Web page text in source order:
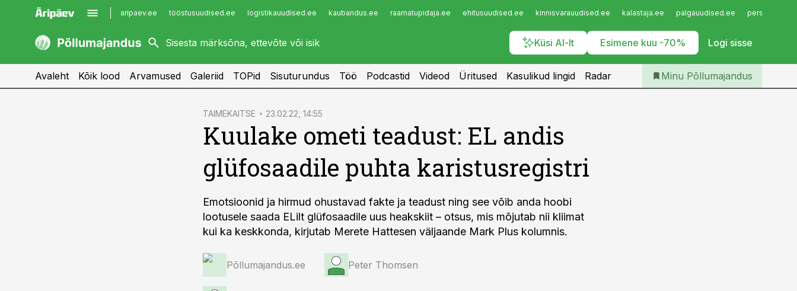
aripaev.ee tööstusuudised.ee logistikauudised.ee kaubandus.ee raamatupidaja.ee ehitusuudised.ee kinnisvarauudised.ee kalastaja.ee palgauudised.ee
Küsi AI-lt Esimene kuu -70% Logi sisse
kaubandus.ee
kinnisvarauudised.ee
imelineajalugu.ee
Infopank
Iseteenindus
Telli Põllumajandus
Avaleht Kõik lood Arvamused Galeriid TOPid Sisuturundus Töö Podcastid Videod Üritused Kasulikud lingid Radar Minu Põllumajandus
TAIMEKAITSE 23.02.22, 14:55
Kuulake ometi teadust: EL andis
glüfosaadile puhta karistusregistri
Emotsioonid ja hirmud ohustavad fakte ja teadust ning see võib anda hoobi
lootusele saada ELilt glüfosaadile uus heakskiit – otsus, mis mõjutab nii kliimat
kui ka keskkonda, kirjutab Merete Hattesen väljaande Mark Plus kolumnis.
Põllumajandus.ee Peter Thomsen